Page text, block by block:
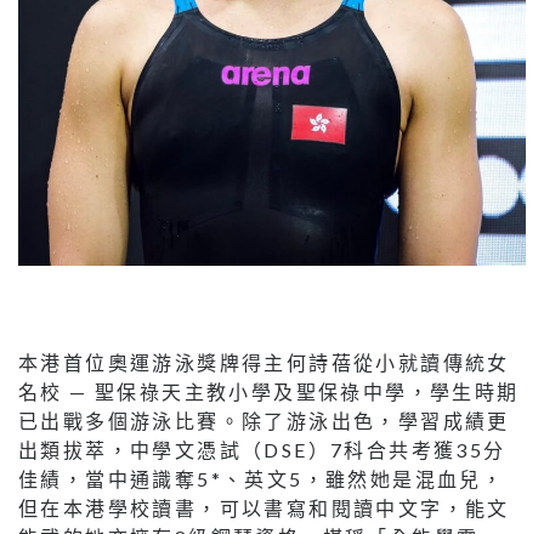
本港首位奧運游泳獎牌得主何詩蓓從小就讀傳統女
名校 — 聖保祿天主教小學及聖保祿中學，學生時期
已出戰多個游泳比賽。除了游泳出色，學習成績更
出類拔萃，中學文憑試（DSE）7科合共考獲35分
佳績，當中通識奪5*、英文5，雖然她是混血兒，
但在本港學校讀書，可以書寫和閱讀中文字，能文